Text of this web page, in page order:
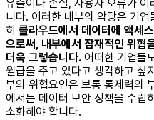
유출이나 손실, 사용자 오류가
니다. 이러한 내부의 악당은 기
히 클라우드에서 데이터에 액세
으로써, 내부에서 잠재적인 위협
더욱 그렇습니다. 어떠한 기업들
월급을 주고 있다고 생각하고 싶
부의 위협요인은 보통 통제력의
에서는 데이터 보안 정책을 수립
소화해야 합니다. ​